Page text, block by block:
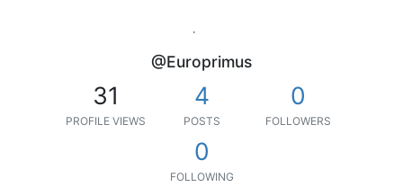
@Europrimus
31
PROFILE VIEWS
4
POSTS
0
FOLLOWERS
0
FOLLOWING